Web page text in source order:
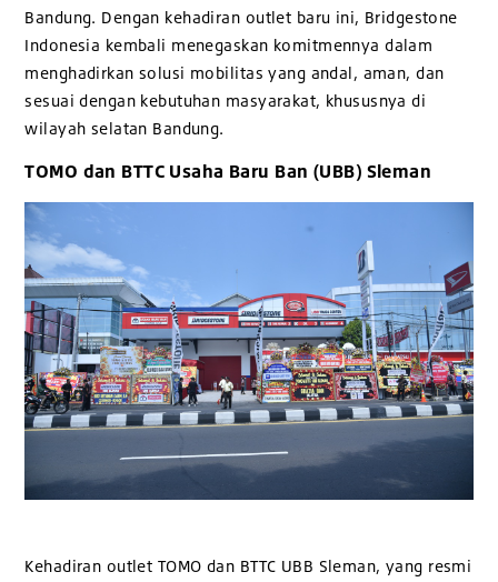
Bandung. Dengan kehadiran outlet baru ini, Bridgestone
Indonesia kembali menegaskan komitmennya dalam
menghadirkan solusi mobilitas yang andal, aman, dan
sesuai dengan kebutuhan masyarakat, khususnya di
wilayah selatan Bandung.
TOMO dan BTTC Usaha Baru Ban (UBB) Sleman
Kehadiran outlet TOMO dan BTTC UBB Sleman, yang resmi